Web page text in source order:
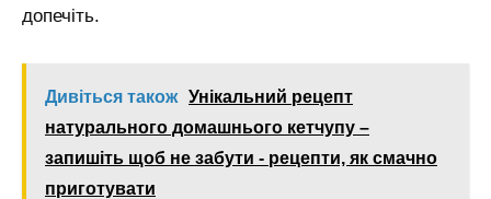
допечіть.
Дивіться також Унікальний рецепт
натурального домашнього кетчупу –
запишіть щоб не забути - рецепти, як смачно
приготувати